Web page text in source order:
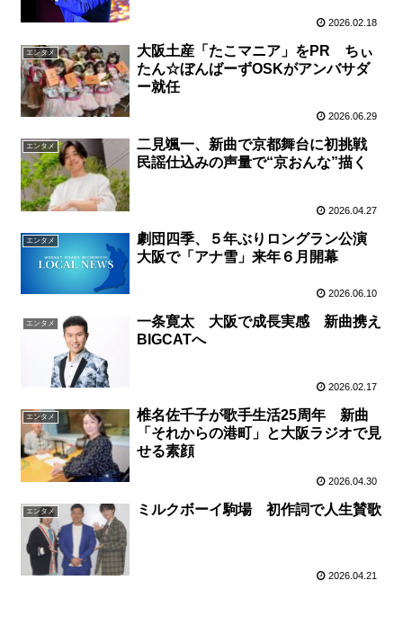
2026.02.18
エンタメ
大阪土産「たこマニア」をPR ちぃ
たん☆ぼんばーずOSKがアンバサダ
ー就任
2026.06.29
エンタメ
二見颯一、新曲で京都舞台に初挑戦
民謡仕込みの声量で“京おんな”描く
2026.04.27
エンタメ
劇団四季、５年ぶりロングラン公演
大阪で「アナ雪」来年６月開幕
2026.06.10
エンタメ
一条寛太 大阪で成長実感 新曲携え
BIGCATへ
2026.02.17
エンタメ
椎名佐千子が歌手生活25周年 新曲
「それからの港町」と大阪ラジオで見
せる素顔
2026.04.30
エンタメ ミルクボーイ駒場 初作詞で人生賛歌
2026.04.21